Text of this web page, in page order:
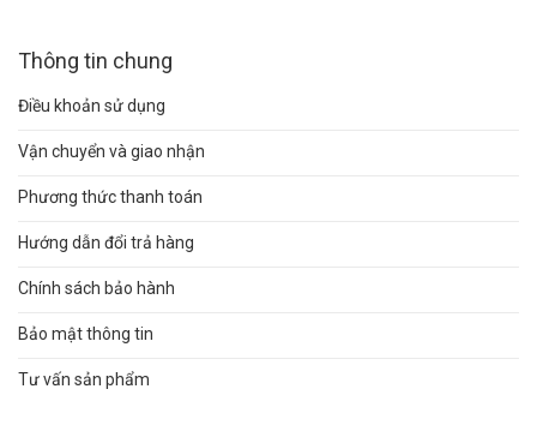
Thông tin chung
Điều khoản sử dụng
Vận chuyển và giao nhận
Phương thức thanh toán
Hướng dẫn đổi trả hàng
Chính sách bảo hành
Bảo mật thông tin
Tư vấn sản phẩm